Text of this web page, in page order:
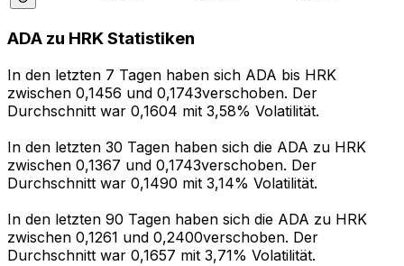
ADA zu HRK Statistiken
In den letzten 7 Tagen haben sich ADA bis HRK
zwischen 0,1456 und 0,1743verschoben. Der
Durchschnitt war 0,1604 mit 3,58% Volatilität.
In den letzten 30 Tagen haben sich die ADA zu HRK
zwischen 0,1367 und 0,1743verschoben. Der
Durchschnitt war 0,1490 mit 3,14% Volatilität.
In den letzten 90 Tagen haben sich die ADA zu HRK
zwischen 0,1261 und 0,2400verschoben. Der
Durchschnitt war 0,1657 mit 3,71% Volatilität.